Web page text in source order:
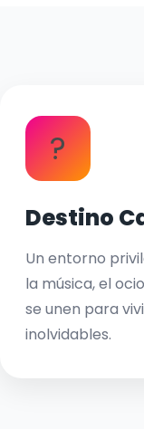
?
Destino
Un entorno
la música, el
se unen para
inolvidables.